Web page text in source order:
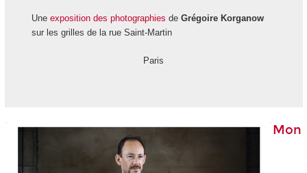
Une exposition des photographies de Grégoire Korganow
sur les grilles de la rue Saint-Martin
Paris
Mon